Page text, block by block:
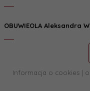
OBUWIEOLA Aleksandra
Informacja o cookies |